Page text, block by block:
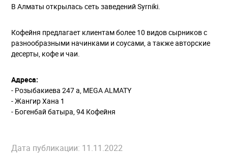
В Алматы открылась сеть заведений Syrniki.
Кофейня предлагает клиентам более 10 видов сырников с
разнообразными начинками и соусами, а также авторские
десерты, кофе и чаи.
Адреса:
- Розыбакиева 247 а, MEGA ALMATY
- Жангир Хана 1
- Богенбай батыра, 94 Кофейня
Дата публикации: 11.11.2022